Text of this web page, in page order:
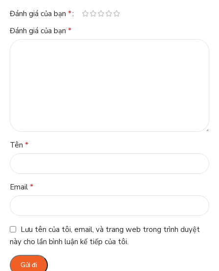
Đánh giá của bạn *
Đánh giá của bạn *
Tên *
Email *
Lưu tên của tôi, email, và trang web trong trình duyệt
này cho lần bình luận kế tiếp của tôi.